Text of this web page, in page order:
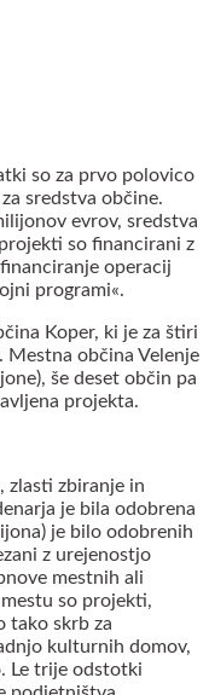
so za prvo polovico
sredstva občine.
evrov, sredstva
so financirani z
operacij
programi«.
Koper, ki je za štiri
občina Velenje
še deset občin pa
projekta.
zlasti zbiranje in
je bila odobrena
je bilo odobrenih
z urejenostjo
mestnih ali
so projekti,
tako skrb za
kulturnih domov,
Le trije odstotki